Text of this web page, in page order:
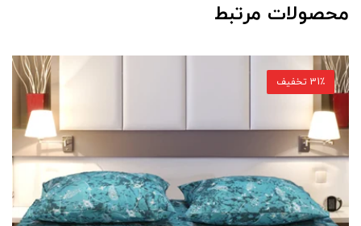
محصولات مرتبط
44٪ تخفیف